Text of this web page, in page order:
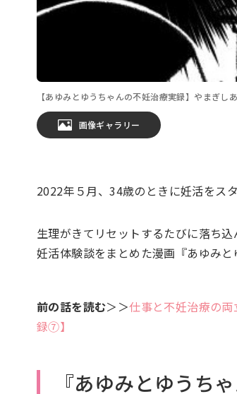
【あゆみとゆうちゃんの不妊治療実録】やまぎし
画像ギャラリー
2022年５月、34歳のときに妊活をス
生理がきてリセットするたびに落ち
妊活体験談をまとめた漫画『あゆみ
前の話を読む＞＞仕事と不妊治療の
録⑦】
『あゆみとゆうち